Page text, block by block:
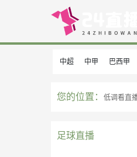
中超 中甲 巴西甲
您的位置： 低调看直
足球直播